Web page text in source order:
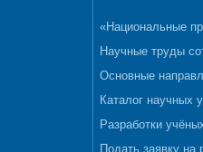
«Национальные
Научные труды
Основные
Каталог научных
Разработки
Подать заявку на